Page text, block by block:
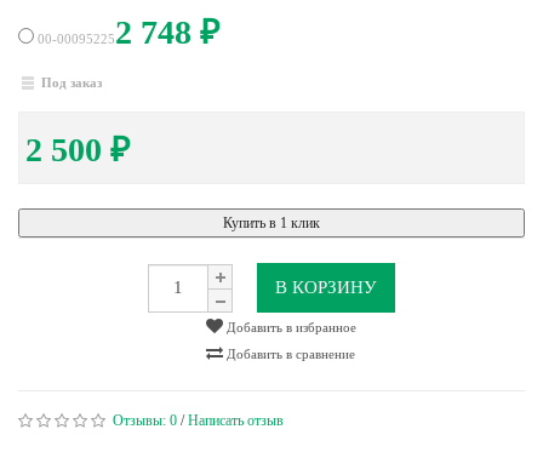
00-000952252 748 ₽
Под заказ
2 500 ₽
Купить в 1 клик
В КОРЗИНУ
Добавить в избранное
Добавить в сравнение
Отзывы: 0 /Написать отзыв